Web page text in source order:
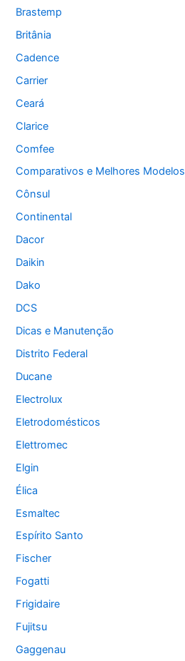
Brastemp
Britânia
Cadence
Carrier
Ceará
Clarice
Comfee
Comparativos e Melhores Modelos
Cônsul
Continental
Dacor
Daikin
Dako
DCS
Dicas e Manutenção
Distrito Federal
Ducane
Electrolux
Eletrodomésticos
Elettromec
Elgin
Élica
Esmaltec
Espírito Santo
Fischer
Fogatti
Frigidaire
Fujitsu
Gaggenau